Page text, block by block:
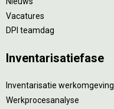
Vacatures
DPI teamdag
Inventarisatiefase
Inventarisatie werkomgeving
Werkprocesanalyse